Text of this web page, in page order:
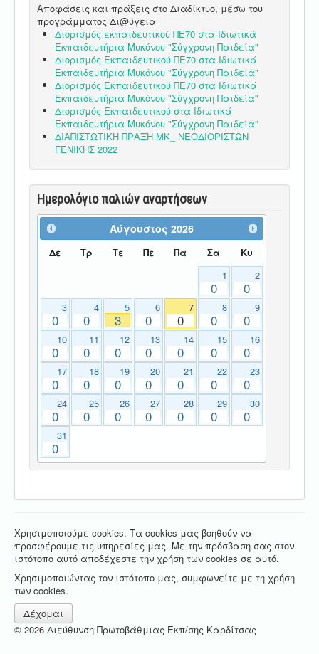
Αποφάσεις και πράξεις στο Διαδίκτυο, μέσω του
προγράμματος Δι@ύγεια
Διορισμός εκπαιδευτικού ΠΕ70 στα Ιδιωτικά
Εκπαιδευτήρια Μυκόνου "Σύγχρονη Παιδεία"
Διορισμός Εκπαιδευτικού ΠΕ70 στα Ιδιωτικά
Εκπαιδευτήρια Μυκόνου "Σύγχρονη Παιδεία"
Διορισμός Εκπαιδευτικού ΠΕ70 στα Ιδιωτικά
Εκπαιδευτήρια Μυκόνου "Σύγχρονη Παιδεία"
Διορισμός Εκπαιδευτικού στα Ιδιωτικά
Εκπαιδευτήρια Μυκόνου "Σύγχρονη Παιδεία"
ΔΙΑΠΙΣΤΩΤΙΚΗ ΠΡΑΞΗ ΜΚ_ ΝΕΟΔΙΟΡΙΣΤΩΝ
ΓΕΝΙΚΗΣ 2022
Ημερολόγιο παλιών αναρτήσεων
Αύγουστος 2026
Δε Τρ Τε Πε Πα Σα Κυ
1
0
2
0
3
0
4
0
5
3
6
0
7
0
8
0
9
0
10
0
11
0
12
0
13
0
14
0
15
0
16
0
17
0
18
0
19
0
20
0
21
0
22
0
23
0
24
0
25
0
26
0
27
0
28
0
29
0
30
0
31
0
Χρησιμοποιούμε cookies. Τα cookies μας βοηθούν να
προσφέρουμε τις υπηρεσίες μας. Με την πρόσβαση σας στον
ιστότοπο αυτό αποδέχεστε την χρήση των cookies σε αυτό.
Χρησιμοποιώντας τον ιστότοπο μας, συμφωνείτε με τη χρήση
των cookies.
Δέχομαι
© 2026 Διεύθυνση Πρωτοβάθμιας Εκπ/σης Καρδίτσας